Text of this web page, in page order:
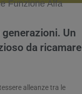
Un
da ricamare
alleanze tra le